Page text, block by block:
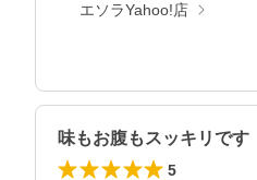
エソラYahoo!店
味もお腹もスッキリです
5